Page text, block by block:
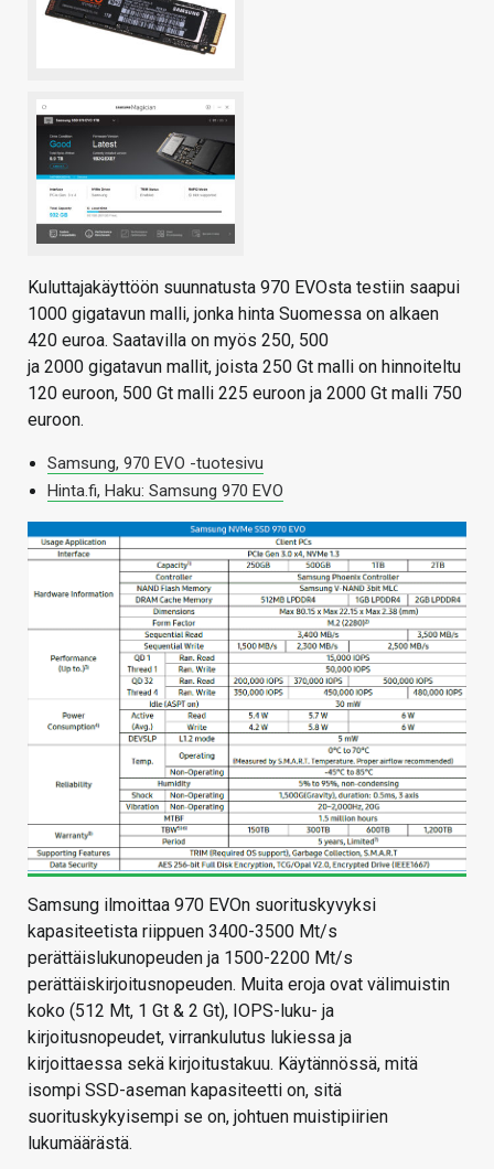
Kuluttajakäyttöön suunnatusta 970 EVOsta testiin saapui
1000 gigatavun malli, jonka hinta Suomessa on alkaen
420 euroa. Saatavilla on myös 250, 500
ja 2000 gigatavun mallit, joista 250 Gt malli on hinnoiteltu
120 euroon, 500 Gt malli 225 euroon ja 2000 Gt malli 750
euroon.
Samsung, 970 EVO -tuotesivu
Hinta.fi, Haku: Samsung 970 EVO
Samsung ilmoittaa 970 EVOn suorituskyvyksi
kapasiteetista riippuen 3400-3500 Mt/s
perättäislukunopeuden ja 1500-2200 Mt/s
perättäiskirjoitusnopeuden. Muita eroja ovat välimuistin
koko (512 Mt, 1 Gt & 2 Gt), IOPS-luku- ja
kirjoitusnopeudet, virrankulutus lukiessa ja
kirjoittaessa sekä kirjoitustakuu. Käytännössä, mitä
isompi SSD-aseman kapasiteetti on, sitä
suorituskykyisempi se on, johtuen muistipiirien
lukumäärästä.